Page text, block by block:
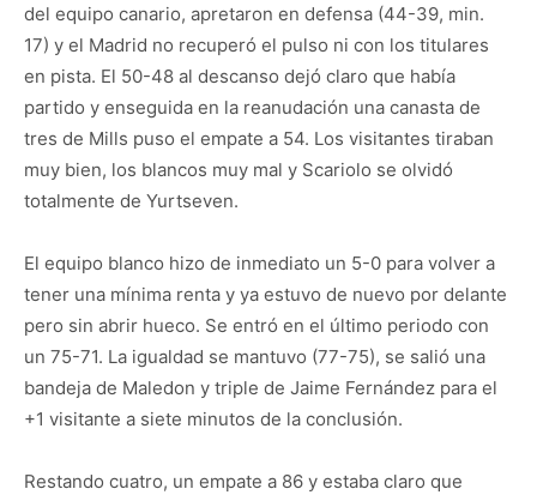
del equipo canario, apretaron en defensa (44-39, min.
17) y el Madrid no recuperó el pulso ni con los titulares
en pista. El 50-48 al descanso dejó claro que había
partido y enseguida en la reanudación una canasta de
tres de Mills puso el empate a 54. Los visitantes tiraban
muy bien, los blancos muy mal y Scariolo se olvidó
totalmente de Yurtseven.
El equipo blanco hizo de inmediato un 5-0 para volver a
tener una mínima renta y ya estuvo de nuevo por delante
pero sin abrir hueco. Se entró en el último periodo con
un 75-71. La igualdad se mantuvo (77-75), se salió una
bandeja de Maledon y triple de Jaime Fernández para el
+1 visitante a siete minutos de la conclusión.
Restando cuatro, un empate a 86 y estaba claro que